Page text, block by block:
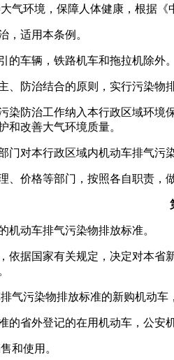
气环境，保障人体健康，根据
适用本条例。
车辆，铁路机车和拖拉机除外。
防治结合的原则，实行污染物
防治工作纳入本行政区域环境
和改善大气环境质量。
对本行政区域内机动车排气污
价格等部门，按照各自职责，做
动车排气污染物排放标准。
据国家有关规定，决定对本省
气污染物排放标准的新购机动车
省外登记的在用机动车，公安
和使用。